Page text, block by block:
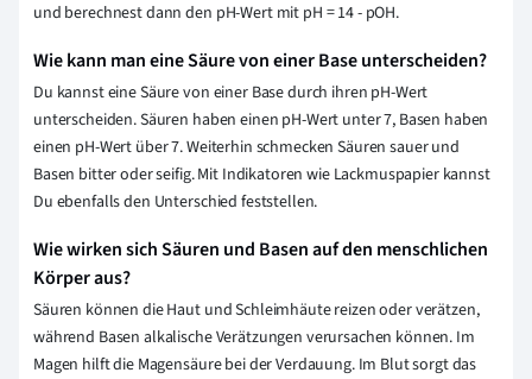
und berechnest dann den pH-Wert mit pH = 14 - pOH.
Wie kann man eine Säure von einer Base unterscheiden?
Du kannst eine Säure von einer Base durch ihren pH-Wert
unterscheiden. Säuren haben einen pH-Wert unter 7, Basen haben
einen pH-Wert über 7. Weiterhin schmecken Säuren sauer und
Basen bitter oder seifig. Mit Indikatoren wie Lackmuspapier kannst
Du ebenfalls den Unterschied feststellen.
Wie wirken sich Säuren und Basen auf den menschlichen
Körper aus?
Säuren können die Haut und Schleimhäute reizen oder verätzen,
während Basen alkalische Verätzungen verursachen können. Im
Magen hilft die Magensäure bei der Verdauung. Im Blut sorgt das